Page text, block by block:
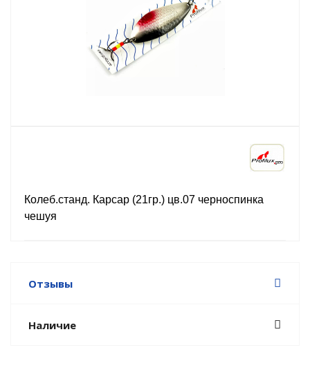
Колеб.станд. Карсар (21гр.) цв.07 черноспинка
чешуя
Отзывы
Наличие